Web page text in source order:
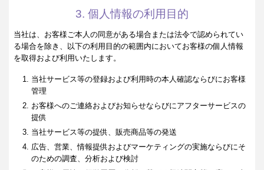
3. 個人情報の利用目的
当社は、お客様ご本人の同意がある場合または法令で認められてい
る場合を除き、以下の利用目的の範囲内においてお客様の個人情報
を取得および利用いたします。
当社サービス等の登録および利用時の本人確認ならびにお客様
管理
お客様へのご連絡およびお知らせならびにアフターサービスの
提供
当社サービス等の提供、販売商品等の発送
広告、営業、情報提供およびマーケティングの実施ならびにそ
のための調査、分析および検討